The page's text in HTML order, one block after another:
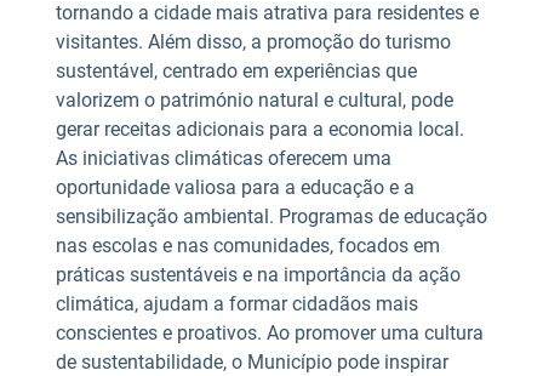
tornando a cidade mais atrativa para residentes e
visitantes. Além disso, a promoção do turismo
sustentável, centrado em experiências que
valorizem o património natural e cultural, pode
gerar receitas adicionais para a economia local.
As iniciativas climáticas oferecem uma
oportunidade valiosa para a educação e a
sensibilização ambiental. Programas de educação
nas escolas e nas comunidades, focados em
práticas sustentáveis e na importância da ação
climática, ajudam a formar cidadãos mais
conscientes e proativos. Ao promover uma cultura
de sustentabilidade, o Município pode inspirar